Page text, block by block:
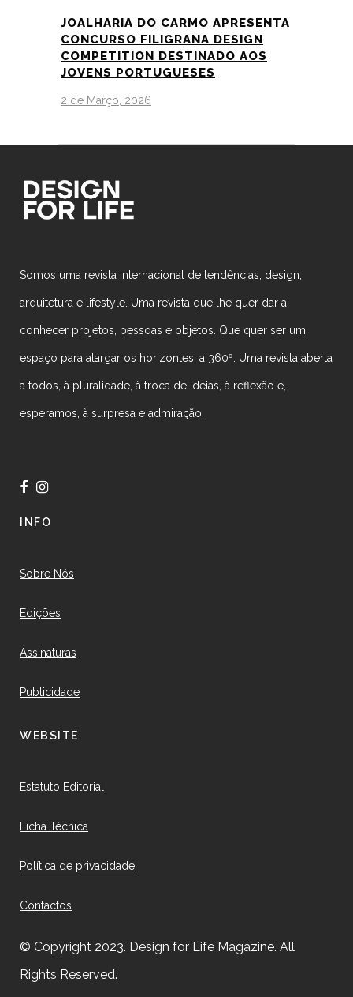
JOALHARIA DO CARMO APRESENTA
CONCURSO FILIGRANA DESIGN
COMPETITION DESTINADO AOS
JOVENS PORTUGUESES
2 de Março, 2026
Somos uma revista internacional de tendências, design,
arquitetura e lifestyle. Uma revista que lhe quer dar a
conhecer projetos, pessoas e objetos. Que quer ser um
espaço para alargar os horizontes, a 360º. Uma revista aberta
a todos, à pluralidade, à troca de ideias, à reflexão e,
esperamos, à surpresa e admiração.
INFO
Sobre Nós
Edições
Assinaturas
Publicidade
WEBSITE
Estatuto Editorial
Ficha Técnica
Política de privacidade
Contactos
© Copyright 2023. Design for Life Magazine. All
Rights Reserved.